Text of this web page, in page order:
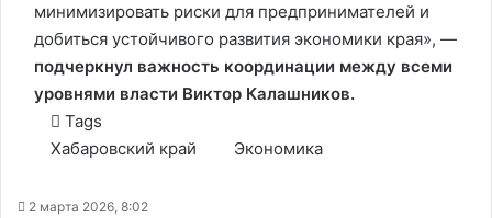
минимизировать риски для предпринимателей и
добиться устойчивого развития экономики края», —
подчеркнул важность координации между всеми
уровнями власти Виктор Калашников.
Tags
Хабаровский край
Экономика
2 марта 2026, 8:02